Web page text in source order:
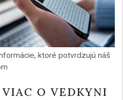
ktoré potvrdzujú náš
O VEDKYNI